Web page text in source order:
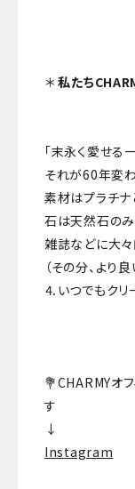
＊私たち
「末永く愛せる
それが60年変
素材はプラチ
石は天然石の
雑誌などに大
（その分、より
⒋いつでもクリ
💐CHARMYオ
す
↓
Instagram